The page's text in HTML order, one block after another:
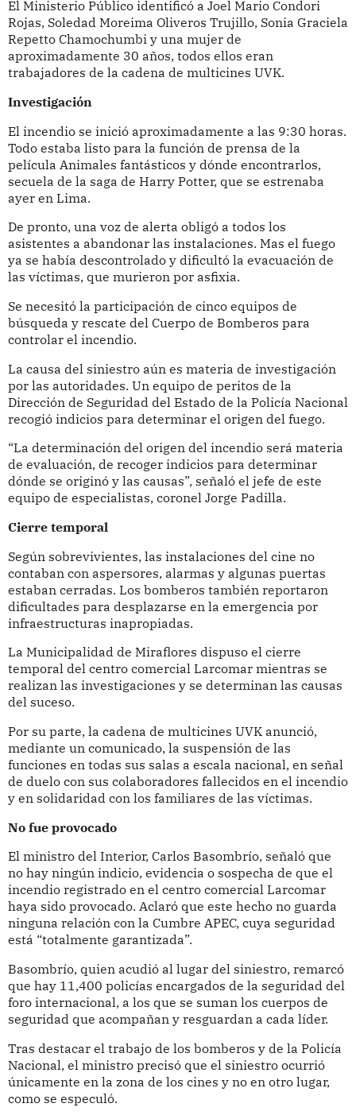
El Ministerio Público identificó a Joel Mario Condori
Rojas, Soledad Moreima Oliveros Trujillo, Sonia Graciela
Repetto Chamochumbi y una mujer de
aproximadamente 30 años, todos ellos eran
trabajadores de la cadena de multicines UVK.
Investigación
El incendio se inició aproximadamente a las 9:30 horas.
Todo estaba listo para la función de prensa de la
película Animales fantásticos y dónde encontrarlos,
secuela de la saga de Harry Potter, que se estrenaba
ayer en Lima.
De pronto, una voz de alerta obligó a todos los
asistentes a abandonar las instalaciones. Mas el fuego
ya se había descontrolado y dificultó la evacuación de
las víctimas, que murieron por asfixia.
Se necesitó la participación de cinco equipos de
búsqueda y rescate del Cuerpo de Bomberos para
controlar el incendio.
La causa del siniestro aún es materia de investigación
por las autoridades. Un equipo de peritos de la
Dirección de Seguridad del Estado de la Policía Nacional
recogió indicios para determinar el origen del fuego.
“La determinación del origen del incendio será materia
de evaluación, de recoger indicios para determinar
dónde se originó y las causas”, señaló el jefe de este
equipo de especialistas, coronel Jorge Padilla.
Cierre temporal
Según sobrevivientes, las instalaciones del cine no
contaban con aspersores, alarmas y algunas puertas
estaban cerradas. Los bomberos también reportaron
dificultades para desplazarse en la emergencia por
infraestructuras inapropiadas.
La Municipalidad de Miraflores dispuso el cierre
temporal del centro comercial Larcomar mientras se
realizan las investigaciones y se determinan las causas
del suceso.
Por su parte, la cadena de multicines UVK anunció,
mediante un comunicado, la suspensión de las
funciones en todas sus salas a escala nacional, en señal
de duelo con sus colaboradores fallecidos en el incendio
y en solidaridad con los familiares de las víctimas.
No fue provocado
El ministro del Interior, Carlos Basombrío, señaló que
no hay ningún indicio, evidencia o sospecha de que el
incendio registrado en el centro comercial Larcomar
haya sido provocado. Aclaró que este hecho no guarda
ninguna relación con la Cumbre APEC, cuya seguridad
está “totalmente garantizada”.
Basombrío, quien acudió al lugar del siniestro, remarcó
que hay 11,400 policías encargados de la seguridad del
foro internacional, a los que se suman los cuerpos de
seguridad que acompañan y resguardan a cada líder.
Tras destacar el trabajo de los bomberos y de la Policía
Nacional, el ministro precisó que el siniestro ocurrió
únicamente en la zona de los cines y no en otro lugar,
como se especuló.